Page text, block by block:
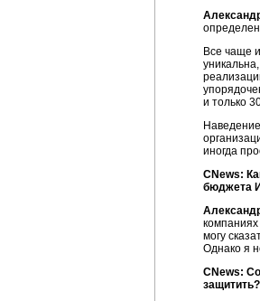
Все чаще
и только
иногда
CNews:
бюджета
могу
Однако я
CNews:
защитить?